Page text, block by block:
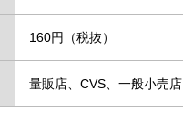
160円（税抜）
量販店、CVS、一般小売店